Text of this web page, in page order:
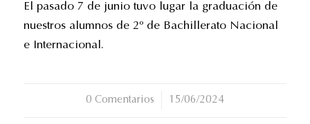
El pasado 7 de junio tuvo lugar la graduación de
nuestros alumnos de 2º de Bachillerato Nacional
e Internacional.
0 Comentarios
/ 15/06/2024